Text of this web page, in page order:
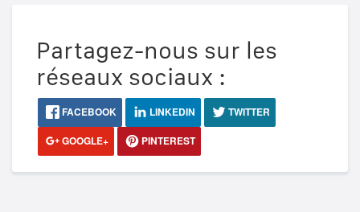
Partagez-nous sur les
réseaux sociaux :
FACEBOOK LINKEDIN
TWITTER
GOOGLE+
PINTEREST